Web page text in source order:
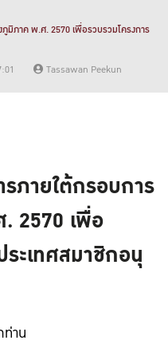
มิภาค พ.ศ. 2570 เพื่อรวบรวมโครงการ
Tassawan Peekun
รภายใต้กรอบการ
2570 เพื่อ
ระเทศสมาชิกอนุ
าน